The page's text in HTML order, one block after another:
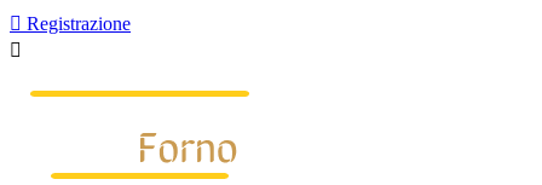
 Registrazione
